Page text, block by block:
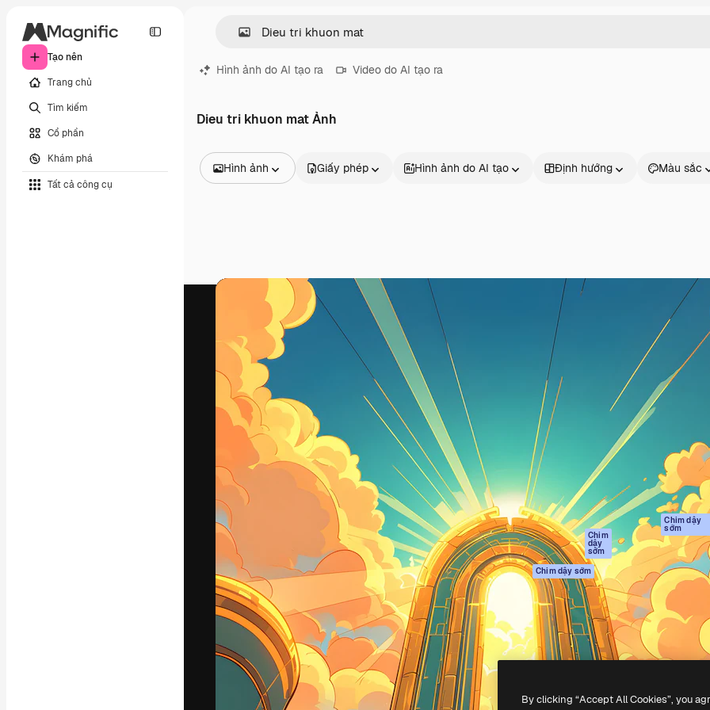
Tạo nên
Trang chủ
Tìm kiếm
Cổ phần
Khám phá
Tất cả công cụ
Hình ảnh do AI tạo ra Video do AI tạo ra
Dieu tri khuon mat Ảnh
Hình ảnh
Video
Đồ họa chuyển động
Biểu tượng
Mô hình 3D
Phông chữ
Giấy phép Hình ảnh do AI tạo Định hướng Màu sắc
Nền tảng sáng tạo giúp bạn làm chủ những
tác phẩm xuất sắc nhất. Hơn 1 triệu người
đăng ký đến từ các nhà sáng tạo, doanh
nghiệp, agency và studio.
Tiếng Việt
Sản phẩm
Trợ Lý AI
Trình tạo hình ảnh
Trình tạo video AI
Máy phát giọng nói
AI
Nội dung kho
MCP dành cho
Claude/ChatGPT
Chim
dậy
sớm
Agents Chim dậy sớm
Giao diện lập trình
ứng dụng (API)
Ứng dụng di động
Tất cả các công cụ
Magnific
Bắt đầu
Academy
Tài liệu
Hỗ trợ
Điều khoản sử
Chính sách bảo
mật
Bản
gốc
Chim dậy
sớm
Chính sách cookie
Trung tâm tin cậy
Đối tác liên kết
Công ty
By clicking “Accept All Cookies”, you